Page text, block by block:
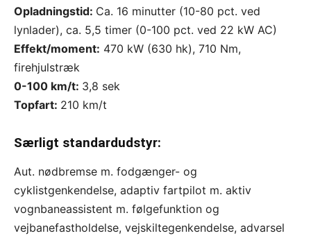
Opladningstid: Ca. 16 minutter (10-80 pct. ved
lynlader), ca. 5,5 timer (0-100 pct. ved 22 kW AC)
Effekt/moment: 470 kW (630 hk), 710 Nm,
firehjulstræk
0-100 km/t: 3,8 sek
Topfart: 210 km/t
Særligt standardudstyr:
Aut. nødbremse m. fodgænger- og
cyklistgenkendelse, adaptiv fartpilot m. aktiv
vognbaneassistent m. følgefunktion og
vejbanefastholdelse, vejskiltegenkendelse, advarsel